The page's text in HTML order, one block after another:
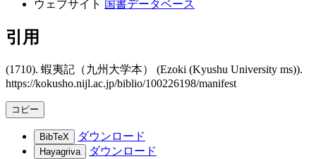
ウェブサイト 国書データベース
引用
(1710). 蝦夷記（九州大学本） (Ezoki (Kyushu University ms)).
https://kokusho.nijl.ac.jp/biblio/100226198/manifest
コピー
BibTeX ダウンロード
Hayagriva ダウンロード